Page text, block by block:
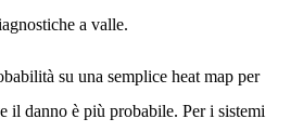
a valle.
su una semplice heat map per
il danno è più probabile. Per i sistemi